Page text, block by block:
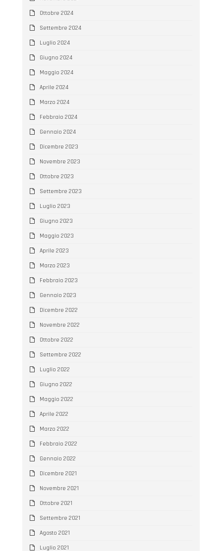
Ottobre 2024
Settembre 2024
Luglio 2024
Giugno 2024
Maggio 2024
Aprile 2024
Marzo 2024
Febbraio 2024
Gennaio 2024
Dicembre 2023
Novembre 2023
Ottobre 2023
Settembre 2023
Luglio 2023
Giugno 2023
Maggio 2023
Aprile 2023
Marzo 2023
Febbraio 2023
Gennaio 2023
Dicembre 2022
Novembre 2022
Ottobre 2022
Settembre 2022
Luglio 2022
Giugno 2022
Maggio 2022
Aprile 2022
Marzo 2022
Febbraio 2022
Gennaio 2022
Dicembre 2021
Novembre 2021
Ottobre 2021
Settembre 2021
Agosto 2021
Luglio 2021